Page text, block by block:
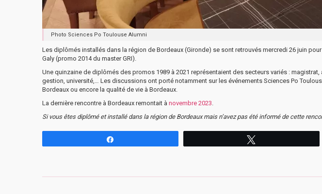
Photo Sciences Po Toulouse Alumni
Les diplômés installés dans la région de Bordeaux (Gironde) se sont retrouvés mercredi 26 juin
Galy (promo 2014 du master GRI).
Une quinzaine de diplômés des promos 1989 à 2021 représentaient des secteurs variés :
gestion, université,… Les discussions ont porté notamment sur les événements Sciences Po
Bordeaux ou encore la qualité de vie à Bordeaux.
La dernière rencontre à Bordeaux remontait à novembre 2023
Si vous êtes diplômé et installé dans la région de Bordeaux mais n’avez pas été informé de cette